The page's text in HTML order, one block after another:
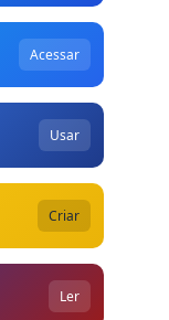
Acessar
Usar
Criar
Ler